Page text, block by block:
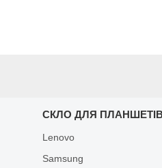
СКЛО ДЛЯ
Lenovo
Samsung